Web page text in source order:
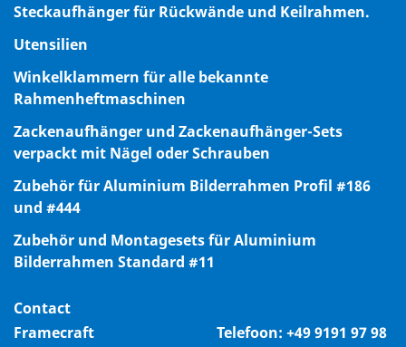
Steckaufhänger für Rückwände und Keilrahmen.
Utensilien
Winkelklammern für alle bekannte
Rahmenheftmaschinen
Zackenaufhänger und Zackenaufhänger-Sets
verpackt mit Nägel oder Schrauben
Zubehör für Aluminium Bilderrahmen Profil #186
und #444
Zubehör und Montagesets für Aluminium
Bilderrahmen Standard #11
Contact
Framecraft
Telefoon: +49 9191 97 98